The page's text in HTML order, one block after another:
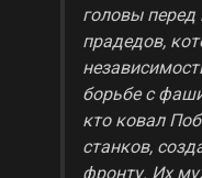
головы
прадедов,
борьбе с
кто ковал
станков,
фронту. Их